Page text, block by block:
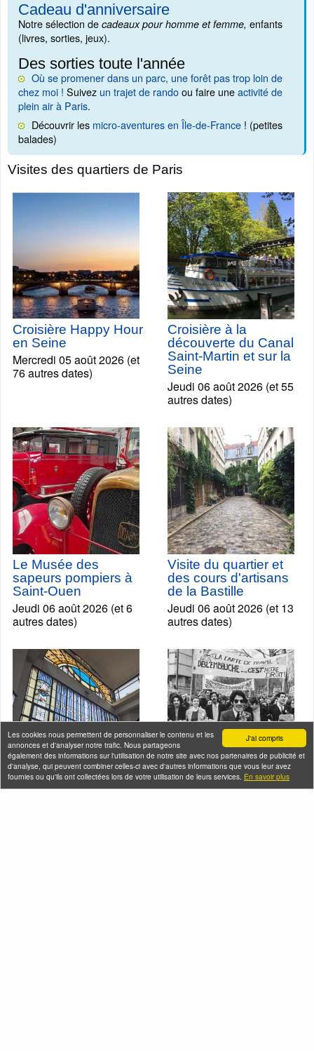
J'ai compris
Les cookies nous permettent de personnaliser le contenu et les
annonces et d'analyser notre trafic. Nous partageons
également des informations sur l'utilisation de notre site avec nos partenaires de publicité et
d'analyse, qui peuvent combiner celles-ci avec d'autres informations que vous leur avez
fournies ou qu'ils ont collectées lors de votre utilisation de leurs services. En savoir plus
Cadeau d'anniversaire
Notre sélection de cadeaux pour homme et femme, enfants
(livres, sorties, jeux).
Des sorties toute l'année
Où se promener dans un parc, une forêt pas trop loin de
chez moi ! Suivez un trajet de randoou faire uneactivité de
plein air à Paris.
Découvrir les micro-aventures en Île-de-France ! (petites
balades)
Visites des quartiers de Paris
Croisière Happy Hour
en Seine
Mercredi 05 août 2026 (et
76 autres dates)
Croisière à la
découverte du Canal
Saint-Martin et sur la
Seine
Jeudi 06 août 2026 (et 55
autres dates)
Le Musée des
sapeurs pompiers à
Saint-Ouen
Jeudi 06 août 2026 (et 6
autres dates)
Visite du quartier et
des cours d'artisans
de la Bastille
Jeudi 06 août 2026 (et 13
autres dates)
Les trésors industriels
Belleville la Rebelle,